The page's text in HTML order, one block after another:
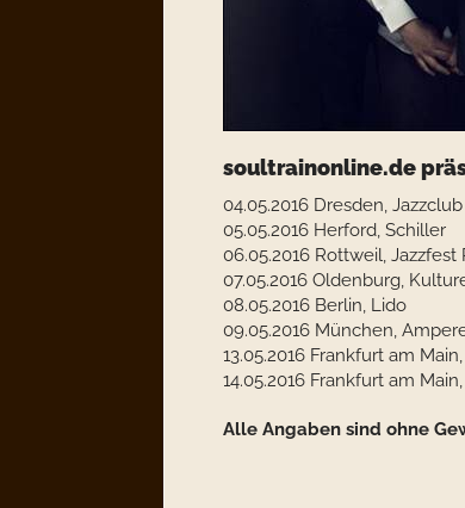
soultrainonline.de
04.05.2016 Dresden,
05.05.2016 Herford, Schiller
06.05.2016 Rottweil, Jazzfest
07.05.2016 Oldenburg,
08.05.2016 Berlin, Lido
09.05.2016 München,
13.05.2016 Frankfurt am
14.05.2016 Frankfurt am
Alle Angaben sind ohne